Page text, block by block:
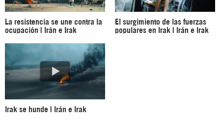
La resistencia se une contra la
ocupación | Irán e Irak
El surgimiento de las fuerzas
populares en Irak | Irán e Irak
Irak se hunde | Irán e Irak